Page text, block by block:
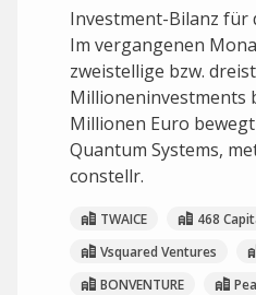
Investment-Bilanz für
Im vergangenen
zweistellige bzw.
Millioneninvestments
Millionen Euro
Quantum Systems,
constellr.
TWAICE 468
Vsquared Ventures
BONVENTURE